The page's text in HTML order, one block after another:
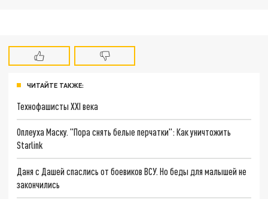
ЧИТАЙТЕ ТАКЖЕ:
Технофашисты XXI века
Оплеуха Маску. "Пора снять белые перчатки": Как уничтожить
Starlink
Даня с Дашей спаслись от боевиков ВСУ. Но беды для малышей не
закончились